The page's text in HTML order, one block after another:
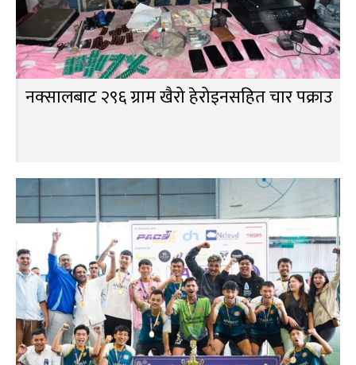
नक्सालबाट २९६ ग्राम खैरो हेरोइनसहित चार पक्राउ